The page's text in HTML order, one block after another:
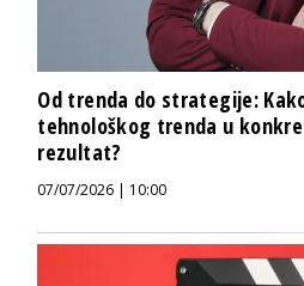
Od trenda do strategije:
tehnološkog trenda u
rezultat?
07/07/2026 | 10:00